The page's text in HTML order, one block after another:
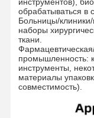
обрабатываться в
Больницы/
наборы
ткани.
промышленность:
инструменты,
материалы
совместимость).